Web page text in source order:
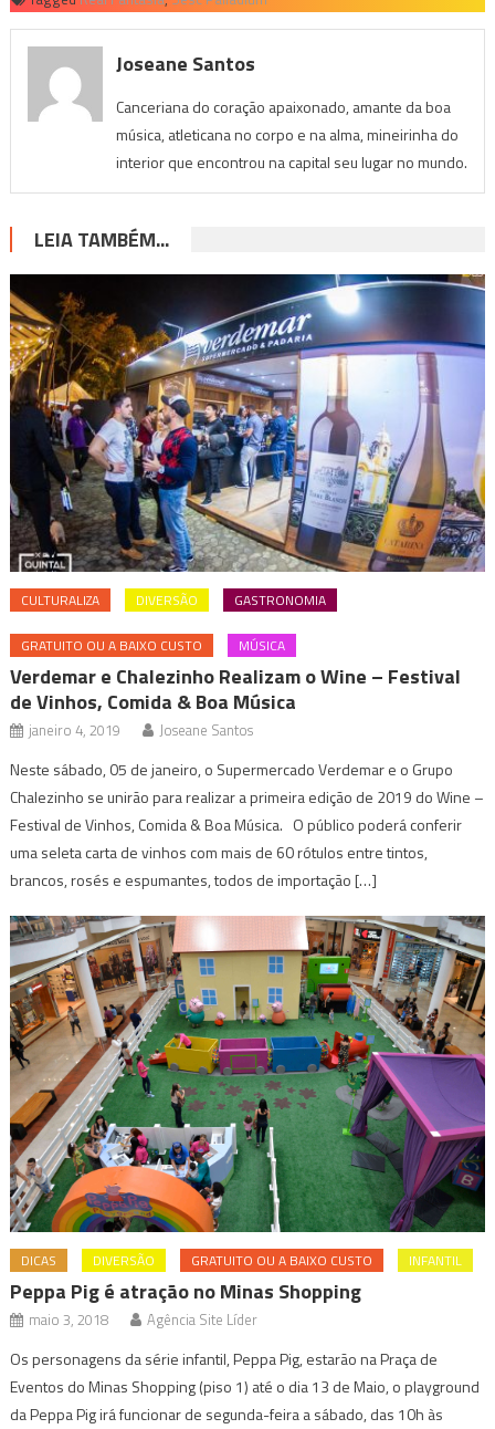
Joseane Santos
Canceriana do coração apaixonado, amante da boa
música, atleticana no corpo e na alma, mineirinha do
interior que encontrou na capital seu lugar no mundo.
LEIA TAMBÉM...
CULTURALIZA DIVERSÃO GASTRONOMIA
GRATUITO OU A BAIXO CUSTO MÚSICA
Verdemar e Chalezinho Realizam o Wine – Festival
de Vinhos, Comida & Boa Música
janeiro 4, 2019 Joseane Santos
Neste sábado, 05 de janeiro, o Supermercado Verdemar e o Grupo
Chalezinho se unirão para realizar a primeira edição de 2019 do Wine –
Festival de Vinhos, Comida & Boa Música. O público poderá conferir
uma seleta carta de vinhos com mais de 60 rótulos entre tintos,
brancos, rosés e espumantes, todos de importação […]
DICAS DIVERSÃO GRATUITO OU A BAIXO CUSTO INFANTIL
Peppa Pig é atração no Minas Shopping
maio 3, 2018 Agência Site Líder
Os personagens da série infantil, Peppa Pig, estarão na Praça de
Eventos do Minas Shopping (piso 1) até o dia 13 de Maio, o playground
da Peppa Pig irá funcionar de segunda-feira a sábado, das 10h às